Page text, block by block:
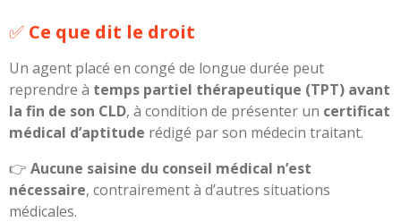
✅ Ce que dit le droit
Un agent placé en congé de longue durée peut
reprendre à temps partiel thérapeutique (TPT) avant
la fin de son CLD, à condition de présenter un certificat
médical d’aptitude rédigé par son médecin traitant.
👉 Aucune saisine du conseil médical n’est
nécessaire, contrairement à d’autres situations
médicales.